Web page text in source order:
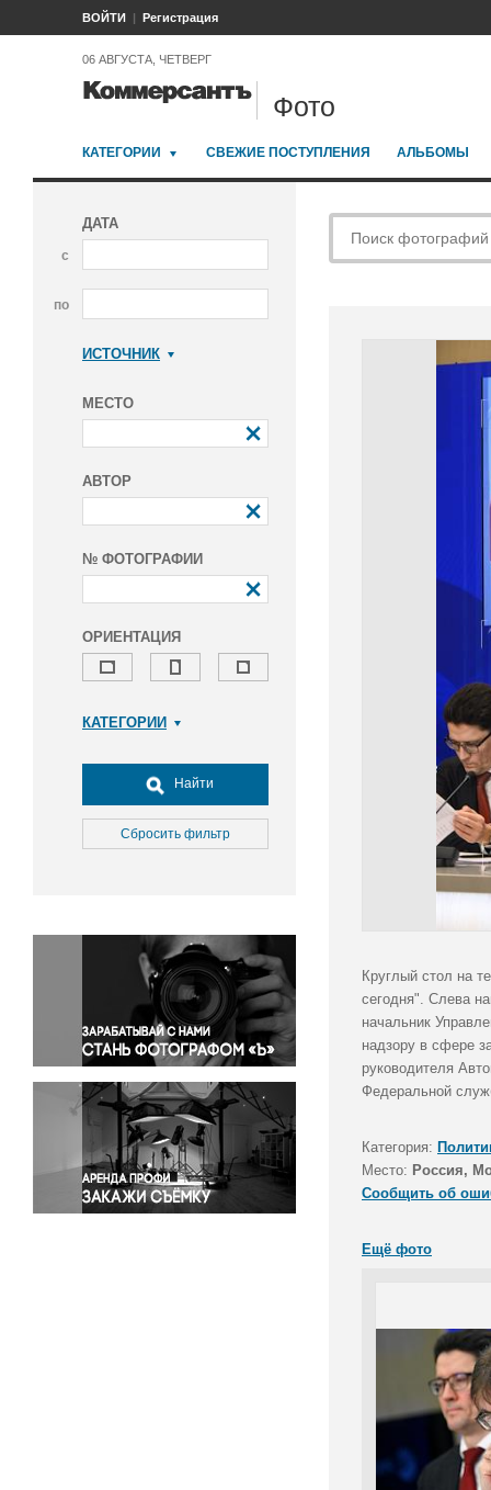
ВОЙТИ Регистрация
06 АВГУСТА, ЧЕТВЕРГ
Фото
КАТЕГОРИИ СВЕЖИЕ ПОСТУПЛЕНИЯ АЛЬБОМЫ
ДАТА
с
по
ИСТОЧНИК
МЕСТО
АВТОР
№ ФОТОГРАФИИ
ОРИЕНТАЦИЯ
КАТЕГОРИИ
Досуг, туризм и отдых
Культура
Медицина
Окружающая среда
Политика
Правосудие
Происшествия и конфликты
Религия
Светская жизнь
Спорт
Экология
Экономика и бизнес
Найти
Сбросить фильтр
Круглый стол на
сегодня". Слева
начальник
надзору в сфере
руководителя
Федеральной
Категория:
Место: Россия,
Сообщить об
Ещё фото